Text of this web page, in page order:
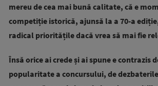
mereu de cea mai bună calitate, că e
competiție istorică, ajunsă la a 70-a
radical prioritățile dacă vrea să mai fie
Însă orice ai crede și ai spune e contrazis
popularitate a concursului, de